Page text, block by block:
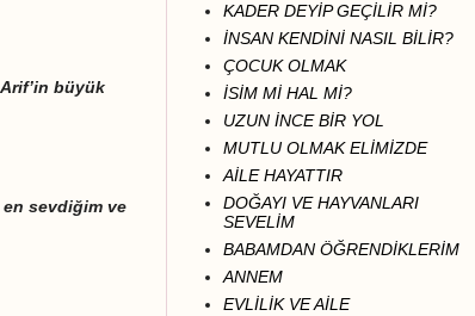
büyük
sevdiğim ve
KADER DEYİP GEÇİLİR Mİ?
İNSAN KENDİNİ NASIL BİLİR?
ÇOCUK OLMAK
İSİM Mİ HAL Mİ?
UZUN İNCE BİR YOL
MUTLU OLMAK ELİMİZDE
AİLE HAYATTIR
DOĞAYI VE HAYVANLARI
SEVELİM
BABAMDAN ÖĞRENDİKLERİM
ANNEM
EVLİLİK VE AİLE